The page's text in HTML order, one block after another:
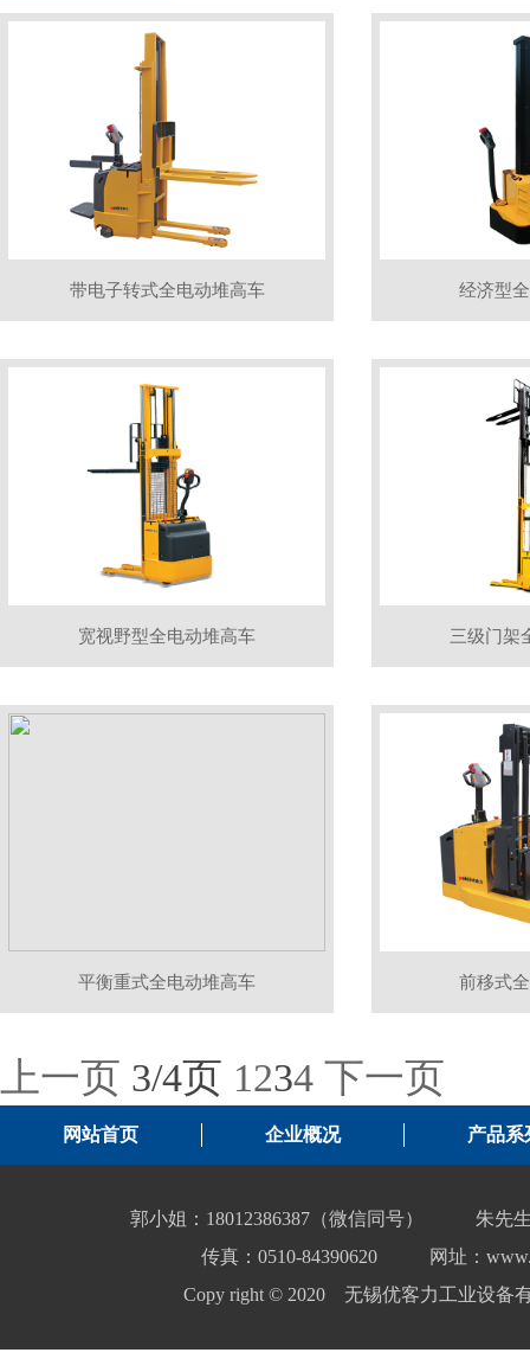
带电子转式全电动堆高车 经济型
宽视野型全电动堆高车 三级门架
平衡重式全电动堆高车 前移式
上一页 3/4页 1234 下一页
网站首页 企业概况 产品系
郭小姐：18012386387（微信同号）
朱先
传真：0510-84390620
网址：
Copy right © 2020 无锡优客力工业设备